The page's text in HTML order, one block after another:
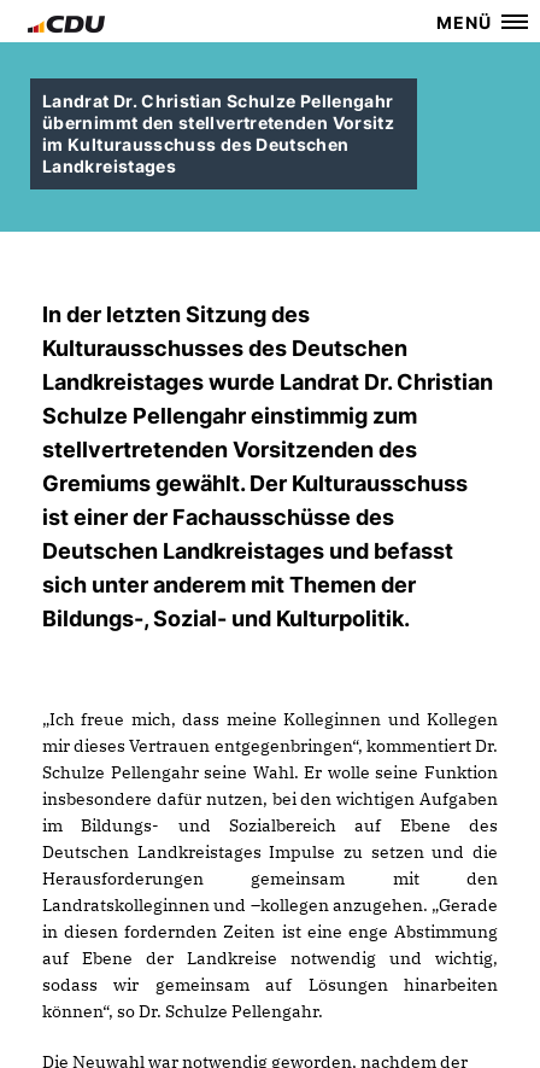
MENÜ
Landrat Dr. Christian Schulze Pellengahr
übernimmt den stellvertretenden Vorsitz
im Kulturausschuss des Deutschen
Landkreistages
In der letzten Sitzung des
Kulturausschusses des Deutschen
Landkreistages wurde Landrat Dr. Christian
Schulze Pellengahr einstimmig zum
stellvertretenden Vorsitzenden des
Gremiums gewählt. Der Kulturausschuss
ist einer der Fachausschüsse des
Deutschen Landkreistages und befasst
sich unter anderem mit Themen der
Bildungs-, Sozial- und Kulturpolitik.
Ich freue mich, dass meine Kolleginnen und Kollegen
mir dieses Vertrauen entgegenbringen“, kommentiert Dr.
Schulze Pellengahr seine Wahl. Er wolle seine Funktion
insbesondere dafür nutzen, bei den wichtigen Aufgaben
im Bildungs- und Sozialbereich auf Ebene des
Deutschen Landkreistages Impulse zu setzen und die
Herausforderungen gemeinsam mit den
Landratskolleginnen und –kollegen anzugehen. „Gerade
in diesen fordernden Zeiten ist eine enge Abstimmung
auf Ebene der Landkreise notwendig und wichtig,
sodass wir gemeinsam auf Lösungen hinarbeiten
können“, so Dr. Schulze Pellengahr.
Die Neuwahl war notwendig geworden, nachdem der